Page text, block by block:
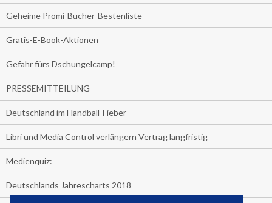
Geheime Promi-Bücher-Bestenliste
Gratis-E-Book-Aktionen
Gefahr fürs Dschungelcamp!
PRESSEMITTEILUNG
Deutschland im Handball-Fieber
Libri und Media Control verlängern Vertrag langfristig
Medienquiz:
Deutschlands Jahrescharts 2018